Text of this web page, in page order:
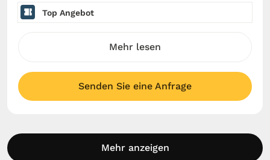
Top Angebot
Mehr lesen
Senden Sie eine Anfrage
Mehr anzeigen